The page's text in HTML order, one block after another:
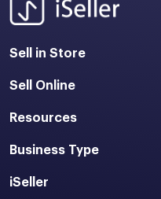
Sell in Store
Sell Online
Resources
Business Type
iSeller